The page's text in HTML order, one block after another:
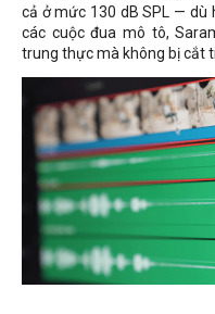
cả ở mức 130 dB SPL — dù
các cuộc đua mô tô,
trung thực mà không bị cắt